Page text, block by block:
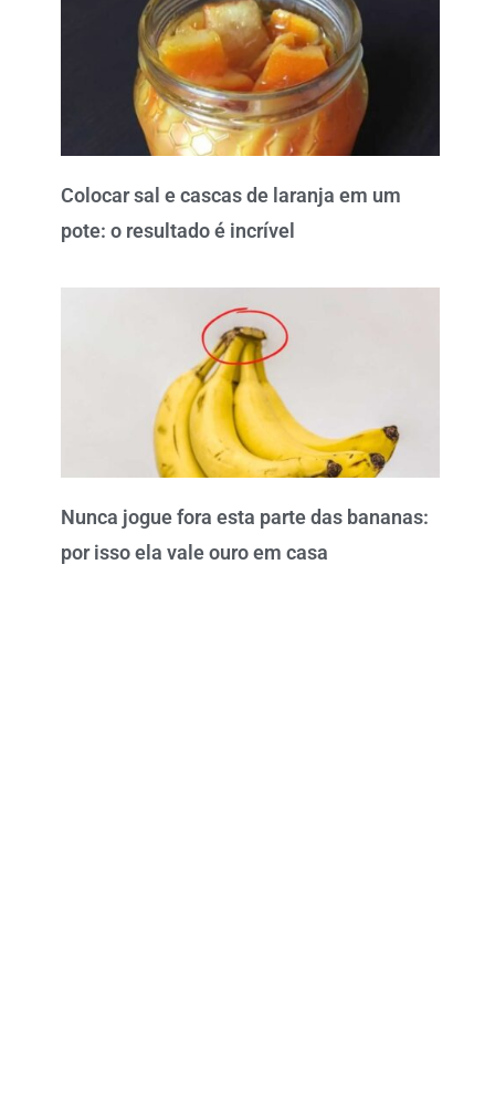
Colocar sal e cascas de laranja em um
pote: o resultado é incrível
Nunca jogue fora esta parte das bananas:
por isso ela vale ouro em casa